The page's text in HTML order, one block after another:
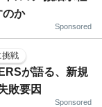
のか
Sponsored
挑戦
が語る、新規
敗要因
Sponsored